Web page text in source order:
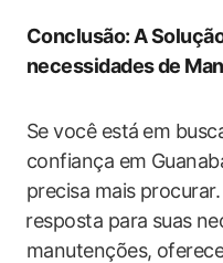
Conclusão: A
necessidades de
Se você está⁣ em
confiança​ em
precisa mais
⁢resposta para suas
manutenções,